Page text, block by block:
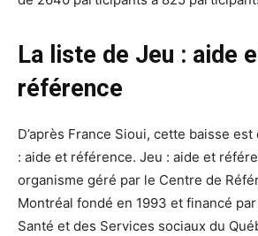
La liste de Jeu : aide
référence
D’après France Sioui, cette baisse
: aide et référence. Jeu : aide et
organisme géré par le Centre de
Montréal fondé en 1993 et financé
Santé et des Services sociaux du